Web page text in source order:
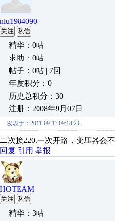
niu1984090
关注 私信
精华：0帖
求助：0帖
帖子：0帖 | 7回
年度积分：0
历史总积分：30
注册：2008年9月07日
发表于：2011-09-13 09:18:20
二次接220.一次开路，变压器会
回复 引用 举报
HOTEAM
关注 私信
精华：3帖